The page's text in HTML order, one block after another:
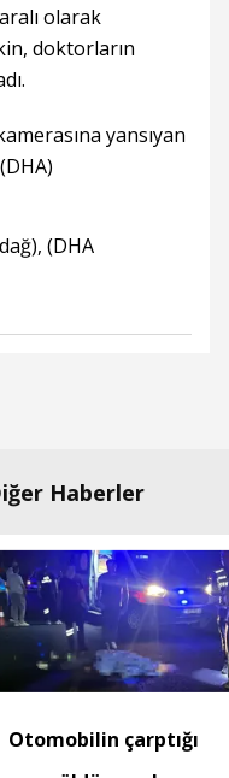
olarak
doktorların
yansıyan
(DHA
Haberler
Otomobilin çarptığı